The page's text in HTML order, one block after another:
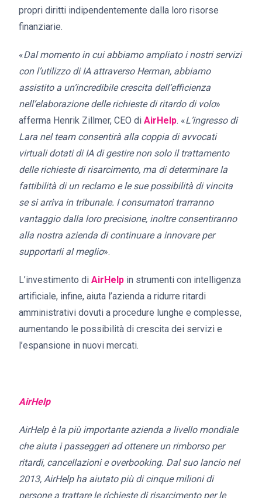
propri diritti indipendentemente dalla loro risorse
finanziarie.
«Dal momento in cui abbiamo ampliato i nostri servizi
con l’utilizzo di IA attraverso Herman, abbiamo
assistito a un’incredibile crescita dell’efficienza
nell’elaborazione delle richieste di ritardo di volo»
afferma Henrik Zillmer, CEO di AirHelp. «L’ingresso di
Lara nel team consentirà alla coppia di avvocati
virtuali dotati di IA di gestire non solo il trattamento
delle richieste di risarcimento, ma di determinare la
fattibilità di un reclamo e le sue possibilità di vincita
se si arriva in tribunale. I consumatori trarranno
vantaggio dalla loro precisione, inoltre consentiranno
alla nostra azienda di continuare a innovare per
supportarli al meglio».
L’investimento di AirHelp in strumenti con intelligenza
artificiale, infine, aiuta l’azienda a ridurre ritardi
amministrativi dovuti a procedure lunghe e complesse,
aumentando le possibilità di crescita dei servizi e
l’espansione in nuovi mercati.
AirHelp
AirHelp è la più importante azienda a livello mondiale
che aiuta i passeggeri ad ottenere un rimborso per
ritardi, cancellazioni e overbooking. Dal suo lancio nel
2013, AirHelp ha aiutato più di cinque milioni di
persone a trattare le richieste di risarcimento per le